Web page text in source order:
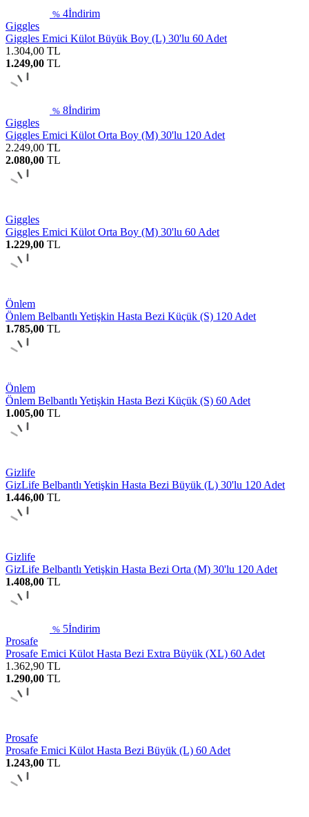
% 4İndirim
Giggles
Giggles Emici Külot Büyük Boy (L) 30'lu 60 Adet
1.304,00 TL
1.249,00 TL
% 8İndirim
Giggles
Giggles Emici Külot Orta Boy (M) 30'lu 120 Adet
2.249,00 TL
2.080,00 TL
Giggles
Giggles Emici Külot Orta Boy (M) 30'lu 60 Adet
1.229,00 TL
Önlem
Önlem Belbantlı Yetişkin Hasta Bezi Küçük (S) 120 Adet
1.785,00 TL
Önlem
Önlem Belbantlı Yetişkin Hasta Bezi Küçük (S) 60 Adet
1.005,00 TL
Gizlife
GizLife Belbantlı Yetişkin Hasta Bezi Büyük (L) 30'lu 120 Adet
1.446,00 TL
Gizlife
GizLife Belbantlı Yetişkin Hasta Bezi Orta (M) 30'lu 120 Adet
1.408,00 TL
% 5İndirim
Prosafe
Prosafe Emici Külot Hasta Bezi Extra Büyük (XL) 60 Adet
1.362,90 TL
1.290,00 TL
Prosafe
Prosafe Emici Külot Hasta Bezi Büyük (L) 60 Adet
1.243,00 TL